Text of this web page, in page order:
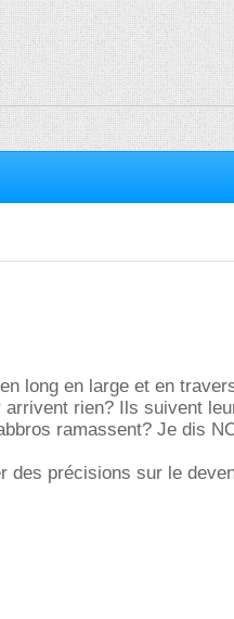
long en large et en
rien? Ils suivent
ramassent? Je dis
des précisions sur le